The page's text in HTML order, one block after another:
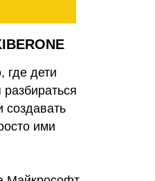
где дети
разбираться
ими